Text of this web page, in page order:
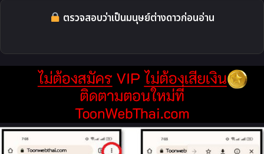
ตรวจสอบว่าเป็นมนุษย์ต่างดาวก่อนอ่าน